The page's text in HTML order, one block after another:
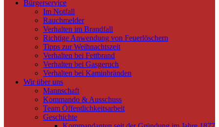
Bürgerservice
Im Notfall
Rauchmelder
Verhalten im Brandfall
Richtige Anwendung von Feuerlöschern
Tipps zur Weihnachtszeit
Verhalten bei Fettbrand
Verhalten bei Gasgeruch
Verhalten bei Kaminbränden
Wir über uns
Mannschaft
Kommando & Ausschuss
Team Öffentlichkeitsarbeit
Geschichte